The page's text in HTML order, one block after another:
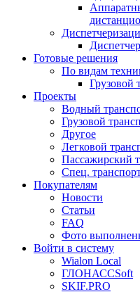
Готовые решения
По видам
Грузовой
Проекты
Водный
Грузовой
Другое
Легковой
Пассажирский
Спец.
Покупателям
Новости
Статьи
FAQ
Фото
Войти в систему
Wialon Local
ГЛОНАССSoft
SKIF.PRO